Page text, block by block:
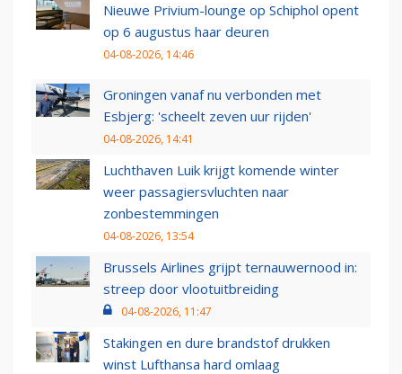
Nieuwe Privium-lounge op Schiphol opent
op 6 augustus haar deuren
04-08-2026, 14:46
Groningen vanaf nu verbonden met
Esbjerg: 'scheelt zeven uur rijden'
04-08-2026, 14:41
Luchthaven Luik krijgt komende winter
weer passagiersvluchten naar
zonbestemmingen
04-08-2026, 13:54
Brussels Airlines grijpt ternauwernood in:
streep door vlootuitbreiding
04-08-2026, 11:47
Stakingen en dure brandstof drukken
winst Lufthansa hard omlaag